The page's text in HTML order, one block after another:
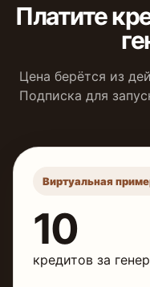
Платите
Цена берётся из
Подписка для
Виртуальная
10
кредитов за